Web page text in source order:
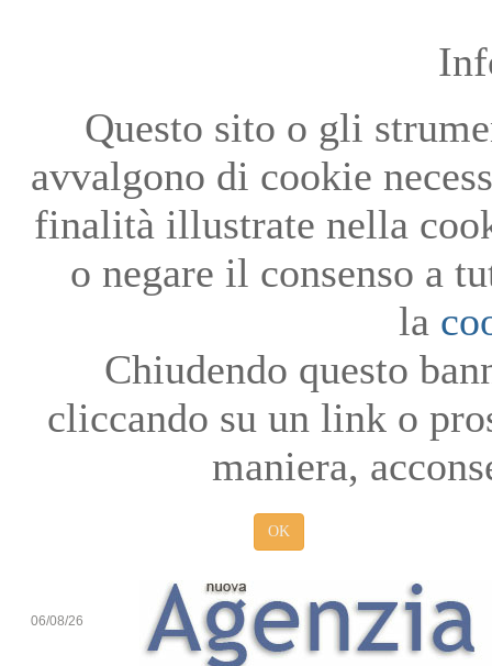
Questo sito o gli
avvalgono di cookie
finalità illustrate nella
o negare il consenso a
la
Chiudendo questo
cliccando su un link o
maniera,
OK
06/08/26